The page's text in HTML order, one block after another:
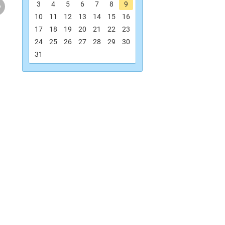
3 4 5 6 7 8
9
10
11 12 13 14 15
16
17
18 19 20 21 22
23
24
25 26 27 28 29
30
31